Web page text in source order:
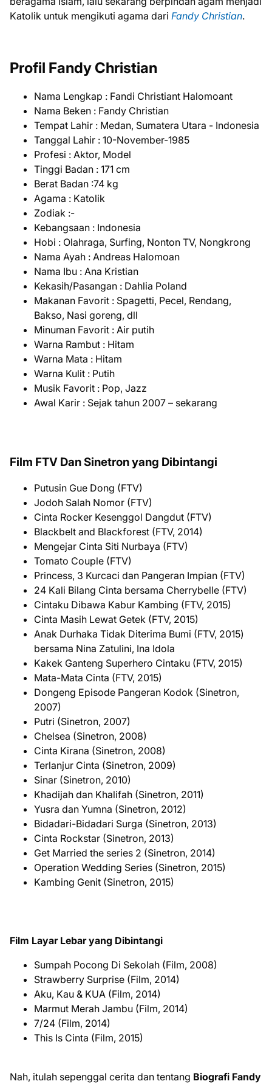
Katolik untuk mengikuti agama dari Fandy Christian.
Profil Fandy Christian
Nama Lengkap : Fandi Christiant Halomoant
Nama Beken : Fandy Christian
Tempat Lahir : Medan, Sumatera Utara - Indonesia
Tanggal Lahir : 10-November-1985
Profesi : Aktor, Model
Tinggi Badan : 171 cm
Berat Badan :74 kg
Agama : Katolik
Zodiak :-
Kebangsaan : Indonesia
Hobi : Olahraga, Surfing, Nonton TV, Nongkrong
Nama Ayah : Andreas Halomoan
Nama Ibu : Ana Kristian
Kekasih/Pasangan : Dahlia Poland
Makanan Favorit : Spagetti, Pecel, Rendang,
Bakso, Nasi goreng, dll
Minuman Favorit : Air putih
Warna Rambut : Hitam
Warna Mata : Hitam
Warna Kulit : Putih
Musik Favorit : Pop, Jazz
Awal Karir : Sejak tahun 2007 – sekarang
Film FTV Dan Sinetron yang Dibintangi
Putusin Gue Dong (FTV)
Jodoh Salah Nomor (FTV)
Cinta Rocker Kesenggol Dangdut (FTV)
Blackbelt and Blackforest (FTV, 2014)
Mengejar Cinta Siti Nurbaya (FTV)
Tomato Couple (FTV)
Princess, 3 Kurcaci dan Pangeran Impian (FTV)
24 Kali Bilang Cinta bersama Cherrybelle (FTV)
Cintaku Dibawa Kabur Kambing (FTV, 2015)
Cinta Masih Lewat Getek (FTV, 2015)
Anak Durhaka Tidak Diterima Bumi (FTV, 2015)
bersama Nina Zatulini, Ina Idola
Kakek Ganteng Superhero Cintaku (FTV, 2015)
Mata-Mata Cinta (FTV, 2015)
Dongeng Episode Pangeran Kodok (Sinetron,
2007)
Putri (Sinetron, 2007)
Chelsea (Sinetron, 2008)
Cinta Kirana (Sinetron, 2008)
Terlanjur Cinta (Sinetron, 2009)
Sinar (Sinetron, 2010)
Khadijah dan Khalifah (Sinetron, 2011)
Yusra dan Yumna (Sinetron, 2012)
Bidadari-Bidadari Surga (Sinetron, 2013)
Cinta Rockstar (Sinetron, 2013)
Get Married the series 2 (Sinetron, 2014)
Operation Wedding Series (Sinetron, 2015)
Kambing Genit (Sinetron, 2015)
Film Layar Lebar yang Dibintangi
Sumpah Pocong Di Sekolah (Film, 2008)
Strawberry Surprise (Film, 2014)
Aku, Kau & KUA (Film, 2014)
Marmut Merah Jambu (Film, 2014)
7/24 (Film, 2014)
This Is Cinta (Film, 2015)
Nah, itulah sepenggal cerita dan tentang Biografi Fandy